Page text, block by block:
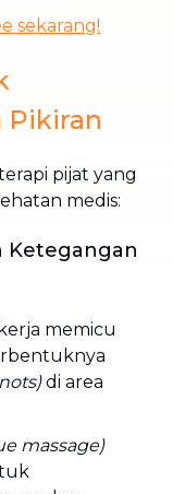
sekarang!
Pikiran
pijat yang
medis:
Ketegangan
memicu
di area
massage)